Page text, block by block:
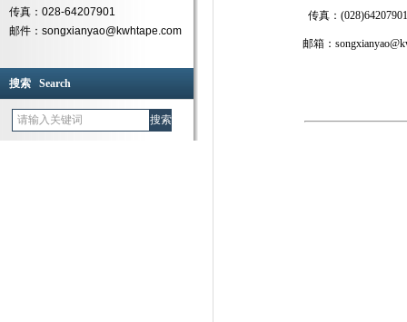
传真：028-64207901
邮件：songxianyao@kwhtape.com
搜索 Search
传真：(028)64207901
邮箱：